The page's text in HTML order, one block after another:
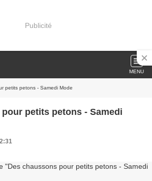
Publicité
MENU
petits petons - Samedi Mode
petits petons - Samedi